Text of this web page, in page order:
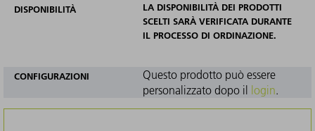
DISPONIBILITÀ
LA DISPONIBILITÀ DEI PRODOTTI
SCELTI SARÀ VERIFICATA DURANTE
IL PROCESSO DI ORDINAZIONE.
CONFIGURAZIONI
Questo prodotto può essere
personalizzato dopo il login.